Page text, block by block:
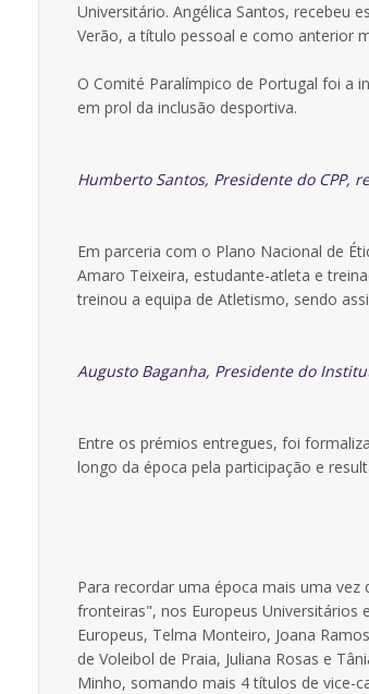
Universitário. Angélica Santos, recebeu
Verão, a título pessoal e como anterior
O Comité Paralímpico de Portugal foi a
em prol da inclusão desportiva.
Humberto Santos, Presidente do CPP,
Em parceria com o Plano Nacional de
Amaro Teixeira, estudante-atleta e
treinou a equipa de Atletismo, sendo
Augusto Baganha, Presidente do
Entre os prémios entregues, foi
longo da época pela participação e
Para recordar uma época mais uma
fronteiras", nos Europeus Universitários
Europeus, Telma Monteiro, Joana
de Voleibol de Praia, Juliana Rosas e
Minho, somando mais 4 títulos de vice-